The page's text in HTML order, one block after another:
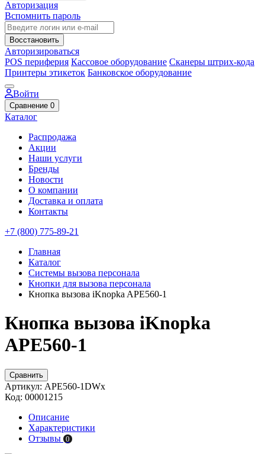
Авторизация
Вспомнить пароль
Восстановить
Авторизироваться
POS периферия Кассовое оборудование Сканеры штрих-кода
Принтеры этикеток Банковское оборудование
Войти
Сравнение 0
Каталог
Распродажа
Акции
Наши услуги
Бренды
Новости
О компании
Доставка и оплата
Контакты
+7 (800) 775-89-21
Главная
Каталог
Системы вызова персонала
Кнопки для вызова персонала
Кнопка вызова iKnopka APE560-1
Кнопка вызова iKnopka
APE560-1
Сравнить
Артикул: APE560-1DWx
Код: 00001215
Описание
Характеристики
Отзывы 0